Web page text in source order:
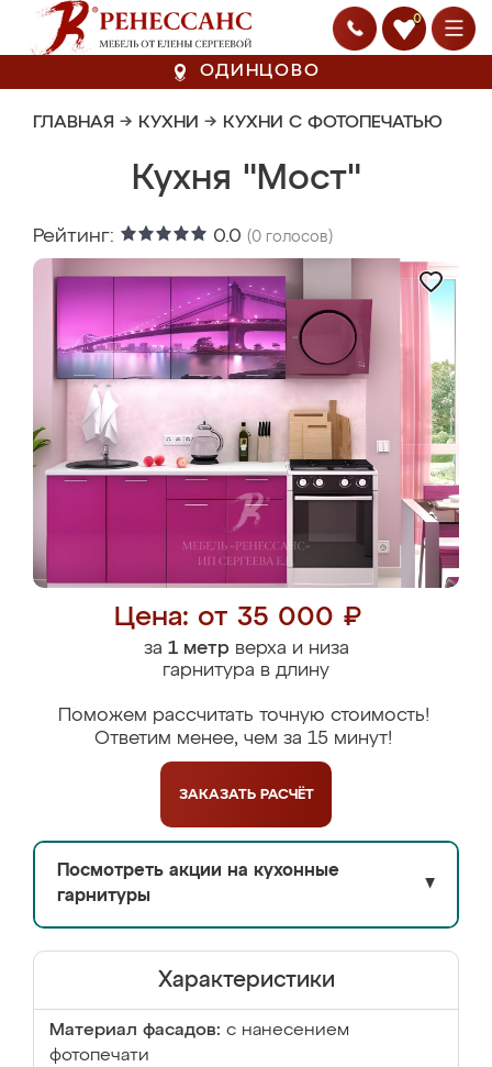
0
ОДИНЦОВО
ГЛАВНАЯ → КУХНИ → КУХНИ С ФОТОПЕЧАТЬЮ
Кухня "Мост"
Рейтинг: 0.0 (0 голосов)
Цена: от 35 000 ₽
за 1 метрверха и низа
гарнитура в длину
Поможем рассчитать точную стоимость!
Ответим менее, чем за 15 минут!
ЗАКАЗАТЬ РАСЧЁТ
Посмотреть акции на кухонные
гарнитуры
▼
Характеристики
Материал фасадов: с нанесением
фотопечати